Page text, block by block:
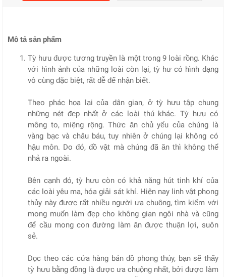
Mô tả sản phẩm
Tỳ hưu được tương truyền là một trong 9 loài rồng. Khác
với hình ảnh của những loài còn lại, tỳ hư có hình dạng
vô cùng đặc biệt, rất dễ để nhận biết.
Theo phác họa lại của dân gian, ở tỳ hưu tập chung
những nét đẹp nhất ở các loài thú khác. Tỳ hưu có
mông to, miệng rộng. Thức ăn chủ yếu của chúng là
vàng bạc và châu báu, tuy nhiên ở chúng lại không có
hậu môn. Do đó, đồ vật mà chúng đã ăn thì không thể
nhả ra ngoài.
Bên cạnh đó, tỳ hưu còn có khả năng hút tinh khí của
các loài yêu ma, hóa giải sát khí. Hiện nay linh vật phong
thủy này được rất nhiều người ưa chuộng, tìm kiếm với
mong muốn làm đẹp cho không gian ngôi nhà và cũng
để cầu mong con đường làm ăn được thuận lợi, suôn
sẻ.
Dọc theo các cửa hàng bán đồ phong thủy, bạn sẽ thấy
tỳ hưu bằng đồng là được ưa chuộng nhất, bởi được làm